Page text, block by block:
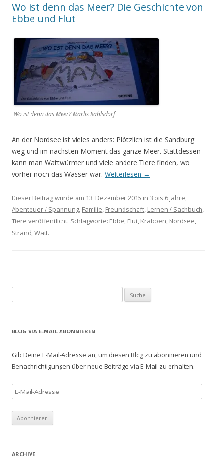
Wo ist denn das Meer? Die Geschichte von
Ebbe und Flut
Wo ist denn das Meer? Marlis Kahlsdorf
An der Nordsee ist vieles anders: Plötzlich ist die Sandburg
weg und im nächsten Moment das ganze Meer. Stattdessen
kann man Wattwürmer und viele andere Tiere finden, wo
vorher noch das Wasser war. Weiterlesen →
Dieser Beitrag wurde am 13. Dezember 2015 in 3 bis 6 Jahre,
Abenteuer / Spannung, Familie, Freundschaft, Lernen / Sachbuch,
Tiere veröffentlicht. Schlagworte: Ebbe, Flut, Krabben, Nordsee,
Strand,Watt.
u
h
n
a
h
:
BLOG VIA E-MAIL ABONNIEREN
Gib Deine E-Mail-Adresse an, um diesen Blog zu abonnieren und
Benachrichtigungen über neue Beiträge via E-Mail zu erhalten.
-
M
a
ARCHIVE